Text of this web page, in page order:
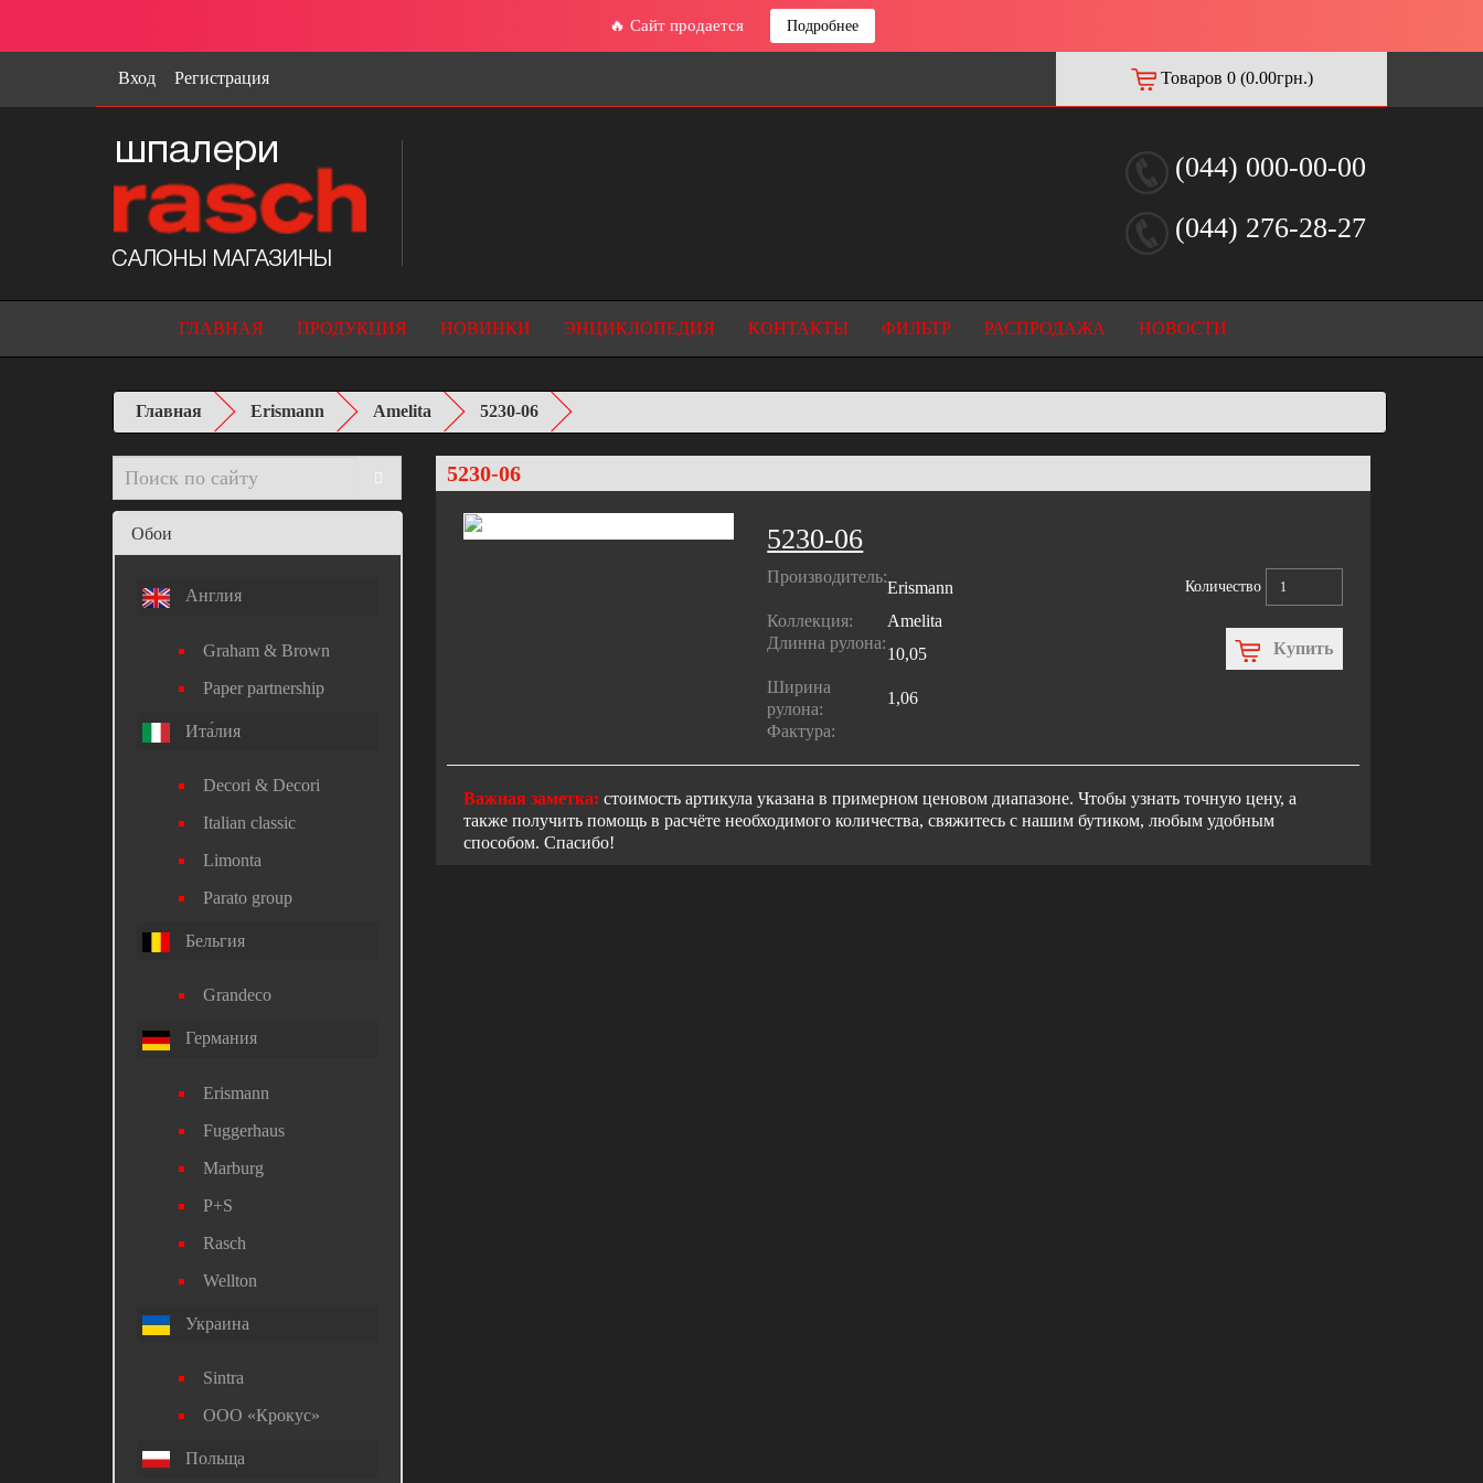
🔥 Сайт продается Подробнее
Вход Регистрация Товаров 0 (0.00грн.)
(044) 000-00-00
(044) 276-28-27
ГЛАВНАЯ ПРОДУКЦИЯ НОВИНКИ ЭНЦИКЛОПЕДИЯ КОНТАКТЫ ФИЛЬТР РАСПРОДАЖА НОВОСТИ
Главная Erismann Amelita 5230-06
Обои
Англия
Graham & Brown
Paper partnership
Ита́лия
Decori & Decori
Italian classic
Limonta
Parato group
Бельгия
Grandeco
Германия
Erismann
Fuggerhaus
Marburg
P+S
Rasch
Wellton
Украина
Sintra
ООО «Крокус»
Польща
5230-06
5230-06
Производитель:
Erismann
Коллекция:
Amelita
Длинна рулона:
10,05
Ширина
рулона:
1,06
Фактура:
Количество
Купить
Важная заметка: стоимость артикула указана в примерном ценовом диапазоне. Чтобы узнать точную цену, а
также получить помощь в расчёте необходимого количества, свяжитесь с нашим бутиком, любым удобным
способом. Спасибо!